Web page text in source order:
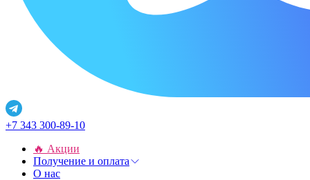
+7 343 300-89-10
🔥 Акции
Получение и оплата
О нас